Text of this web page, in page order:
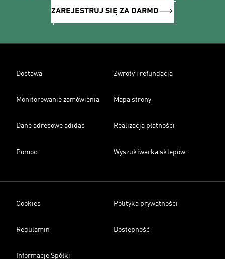
ZAREJESTRUJ SIĘ ZA DARMO
Dostawa Zwroty i refundacja
Monitorowanie zamówienia Mapa strony
Dane adresowe adidas Realizacja płatności
Pomoc Wyszukiwarka sklepów
Cookies Polityka prywatności
Regulamin Dostępność
Informacje Spółki